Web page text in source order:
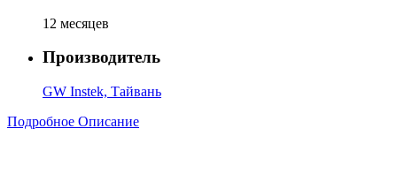
12 месяцев
Производитель
GW Instek, Тайвань
Подробное Описание